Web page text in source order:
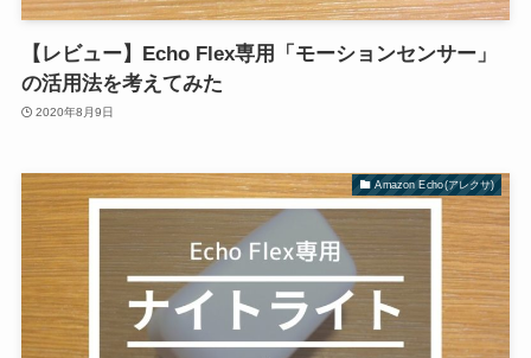
【レビュー】Echo Flex専用「モーションセンサー」
の活用法を考えてみた
2020年8月9日
Amazon Echo(アレクサ)